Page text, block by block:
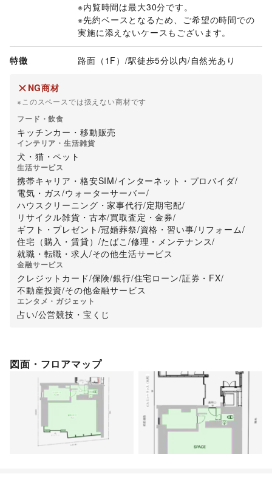
※内覧時間は最大30分です。
※先約ベースとなるため、ご希望の時間での
実施に添えないケースもございます。
特徴 路面（1F）/駅徒歩5分以内/自然光あり
NG商材
※このスペースでは扱えない商材です
フード・飲食
キッチンカー・移動販売
インテリア・生活雑貨
犬・猫・ペット
生活サービス
携帯キャリア・格安SIM/インターネット・プロバイダ/
電気・ガス/ウォーターサーバー/
ハウスクリーニング・家事代行/定期宅配/
リサイクル雑貨・古本/買取査定・金券/
ギフト・プレゼント /冠婚葬祭/資格・習い事/ リフォーム/
住宅（購入・賃貸） /たばこ /修理・メンテナンス/
就職・転職・求人/その他生活サービス
金融サービス
クレジットカード/保険/銀行/住宅ローン/証券・FX/
不動産投資/その他金融サービス
エンタメ・ガジェット
占い/公営競技・宝くじ
図面・フロアマップ